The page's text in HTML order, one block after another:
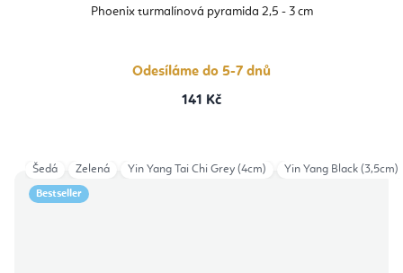
Phoenix turmalínová pyramida 2,5 - 3 cm
Odesíláme do 5-7 dnů
141 Kč
Bestseller
Šedá Zelená Yin Yang Tai Chi Grey (4cm) Yin Yang Black (3,5cm)